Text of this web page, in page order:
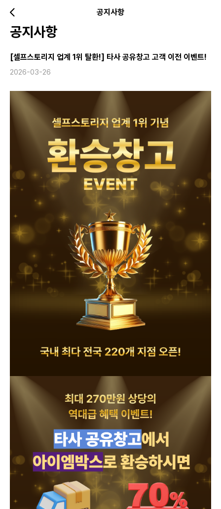
공지사항
공지사항
[셀프스토리지 업계 1위 탈환!] 타사 공유창고 고객 이전 이벤트!
2026-03-26